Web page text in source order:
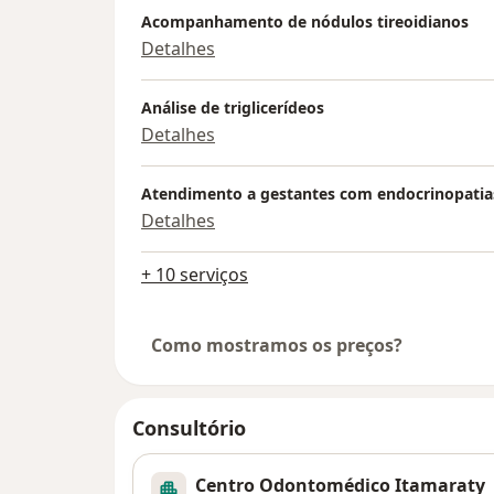
Acompanhamento de nódulos tireoidianos
Detalhes
Análise de triglicerídeos
Detalhes
Atendimento a gestantes com
Detalhes
+ 10 serviços
Como mostramos os preços?
Consultório
Centro Odontomédico Itamaraty